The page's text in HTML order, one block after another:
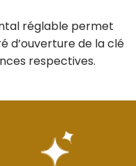
réglable permet
d’ouverture de la clé
respectives.